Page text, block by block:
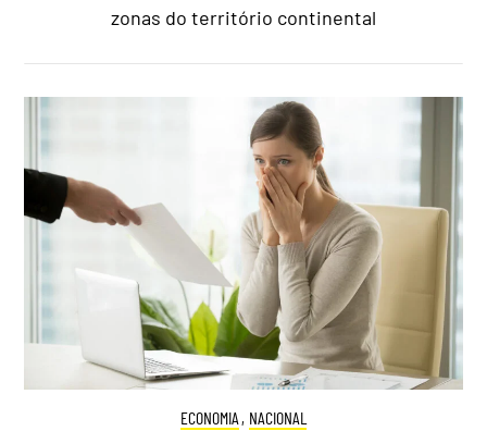
zonas do território continental
ECONOMIA , NACIONAL